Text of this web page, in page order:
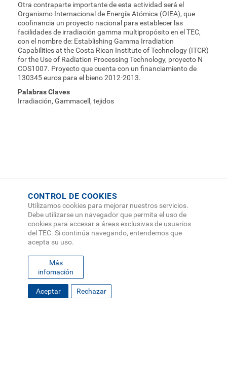
Otra contraparte importante de esta actividad será el
Organismo Internacional de Energía Atómica (OIEA), que
coofinancia un proyecto nacional para establecer las
facilidades de irradiación gamma multipropósito en el TEC,
con el nombre de: Establishing Gamma Irradiation
Capabilities at the Costa Rican Institute of Technology (ITCR)
for the Use of Radiation Processing Technology, proyecto N
COS1007. Proyecto que cuenta con un financiamiento de
130345 euros para el bieno 2012-2013.
Palabras Claves
Irradiación, Gammacell, tejidos
CONTROL DE COOKIES
Utilizamos cookies para mejorar nuestros servicios.
Debe utilizarse un navegador que permita el uso de
cookies para accesar a áreas exclusivas de usuarios
del TEC. Si continúa navegando, entendemos que
acepta su uso.
Más
infomación
Aceptar Rechazar